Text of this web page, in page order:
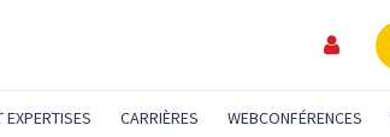
EXPERTISES CARRIÈRES WEBCONFÉRENCES